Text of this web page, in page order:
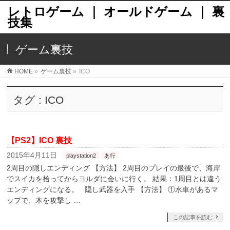
レトロゲーム ｜ オールドゲーム ｜ 裏
技集
ゲーム裏技
HOME » ゲーム裏技 » ICO
タグ : ICO
【PS2】ICO 裏技
2015年4月11日 playstation2 あ行
2周目の隠しエンディング 【方法】 2周目のプレイの最後で、海岸
でスイカを拾ってからヨルダに会いに行く。 結果：1周目とは違う
エンディングになる。 隠し武器を入手 【方法】 ①水車があるマ
ップで、木を攻撃し …
この記事を読む